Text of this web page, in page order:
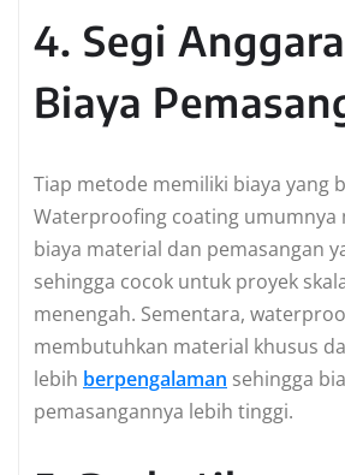
4. Segi
Biaya
Tiap metode memiliki biaya yang
Waterproofing coating umumnya
biaya material dan pemasangan
sehingga cocok untuk proyek
menengah. Sementara,
membutuhkan material khusus
lebih berpengalaman sehingga
pemasangannya lebih tinggi.